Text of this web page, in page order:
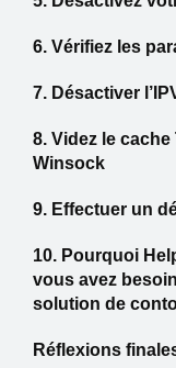
6. Vérifiez les
7. Désactiver
8. Videz le
Winsock
9. Effectuer un
10. Pourquoi
vous avez
solution de
Réflexions